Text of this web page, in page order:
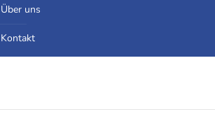
Über uns
Kontakt